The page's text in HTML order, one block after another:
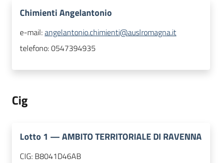
Chimienti Angelantonio
e-mail:angelantonio.chimienti@auslromagna.it
telefono:0547394935
Cig
Lotto 1 —AMBITO TERRITORIALE DI RAVENNA
CIG: B8041D46AB